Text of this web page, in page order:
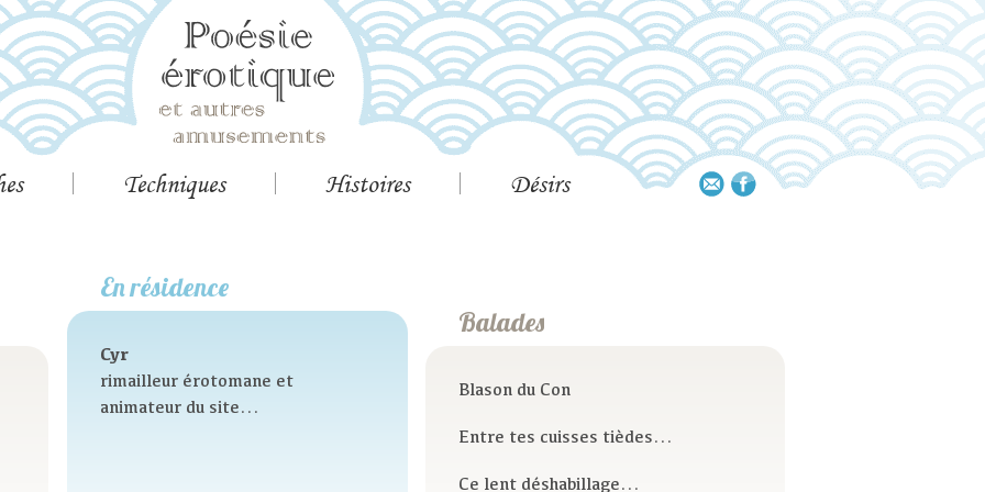
Techniques Histoires Désirs
En résidence
Cyr
rimailleur érotomane et
animateur du site...
Balades
Blason du Con
Entre tes cuisses tièdes...
Ce lent déshabillage...